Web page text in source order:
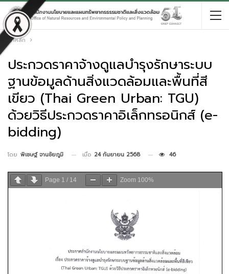
หน้าหลัก
ประกวดราคาจ้างดูแลบำรุงรักษาระบบ
ฐานข้อมูลด้านสิ่งแวดล้อมและพื้นที่สี
เขียว (Thai Green Urban: TGU)
ด้วยวิธีประกวดราคาอิเล็กทรอนิกส์ (e-
bidding)
โดย พิเชษฐ์ จานชัยภูมิ เมื่อ 24 กันยายน 2568 46
Page 1 / 14 Zoom 100%